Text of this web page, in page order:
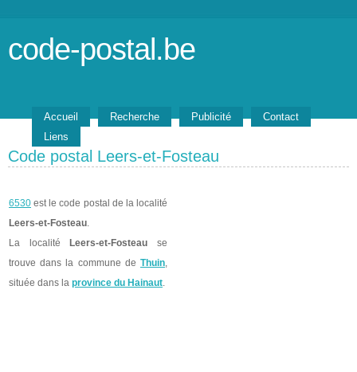
code-postal.be
Accueil Recherche Publicité
Contact
Liens
Code postal Leers-et-Fosteau
6530 est le code postal de la localité
Leers-et-Fosteau.
La localité
Leers-et-Fosteau se
trouve dans la commune de Thuin,
située dans la province du Hainaut.